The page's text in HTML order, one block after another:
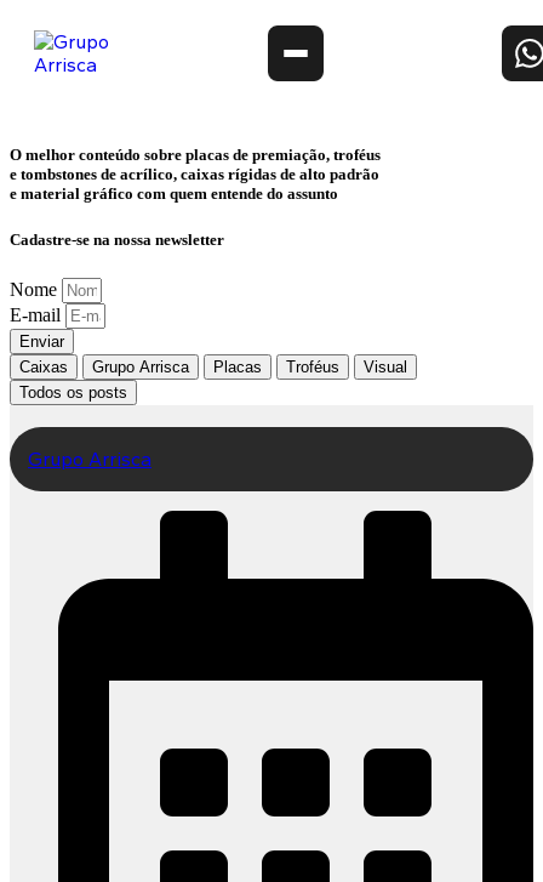
O melhor conteúdo sobre placas de premiação, troféus
e tombstones de acrílico, caixas rígidas de alto padrão
e material gráfico com quem entende do assunto
Cadastre-se na nossa newsletter
Nome
E-mail
Enviar
Caixas
Grupo Arrisca Placas Troféus
Visual
Todos os posts
Grupo Arrisca